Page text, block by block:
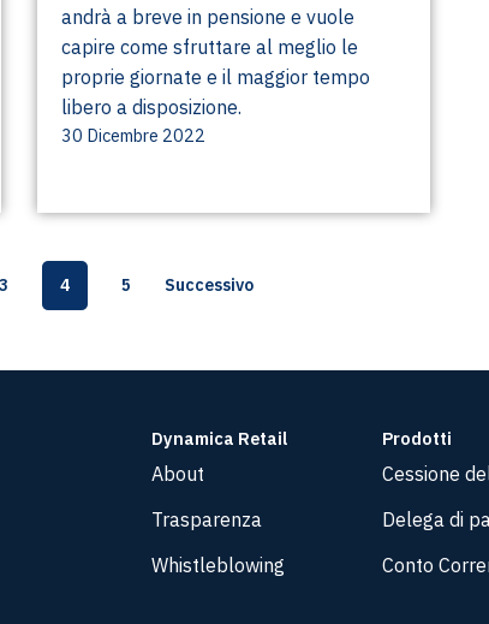
andrà a breve in pensione e vuole
capire come sfruttare al meglio le
proprie giornate e il maggior tempo
libero a disposizione.
30 Dicembre 2022
3 4 5 Successivo
Dynamica Retail
About
Trasparenza
Whistleblowing
Prodotti
Cessione
Delega di
Conto